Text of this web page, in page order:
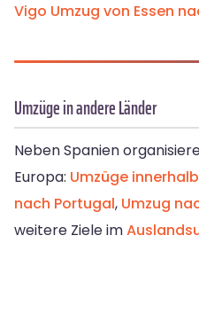
Vigo Umzug von Essen
Umzüge in andere Länder
Neben Spanien
Europa: Umzüge
nach Portugal, Umzug
weitere Ziele im